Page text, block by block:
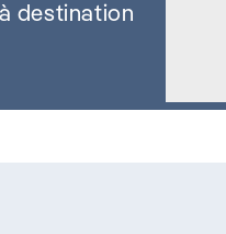
destination